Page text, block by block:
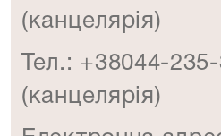
(канцелярія)
Тел.: +38044-
(канцелярія)